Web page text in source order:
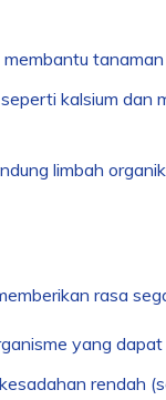
kalsium dan
limbah
rasa
yang
rendah